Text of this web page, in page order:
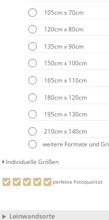
105cm x 70cm
120cm x 80cm
135cm x 90cm
150cm x 100cm
165cm x 110cm
180cm x 120cm
195cm x 130cm
210cm x 140cm
weitere Formate und
Individuelle Größen
perfekte Fotoqualität
Leinwandsorte